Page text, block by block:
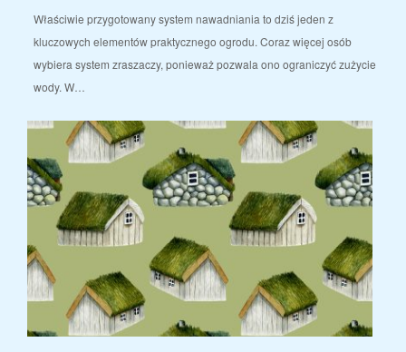
Właściwie przygotowany system nawadniania to dziś jeden z
kluczowych elementów praktycznego ogrodu. Coraz więcej osób
wybiera system zraszaczy, ponieważ pozwala ono ograniczyć zużycie
wody. W…